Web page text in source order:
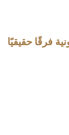
فرقًا حقيقيًا